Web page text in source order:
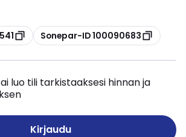
Kopioi
Sonepar-ID 100090683
luo tili tarkistaaksesi hinnan ja
Kirjaudu